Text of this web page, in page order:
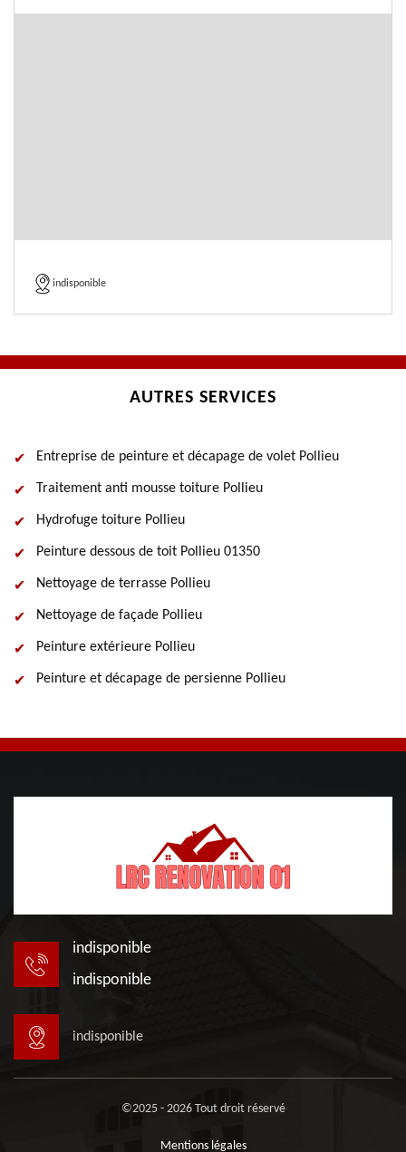
indisponible
AUTRES SERVICES
Entreprise de peinture et décapage de volet Pollieu
Traitement anti mousse toiture Pollieu
Hydrofuge toiture Pollieu
Peinture dessous de toit Pollieu 01350
Nettoyage de terrasse Pollieu
Nettoyage de façade Pollieu
Peinture extérieure Pollieu
Peinture et décapage de persienne Pollieu
indisponible
indisponible
indisponible
©2025 - 2026 Tout droit réservé
Mentions légales